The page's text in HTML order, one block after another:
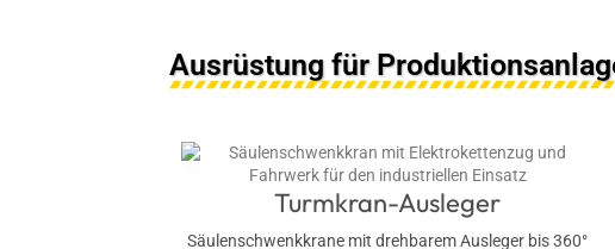
Ausrüstung für
Turmkran-Ausleger
Säulenschwenkkrane mit drehbarem Ausleger bis 360°